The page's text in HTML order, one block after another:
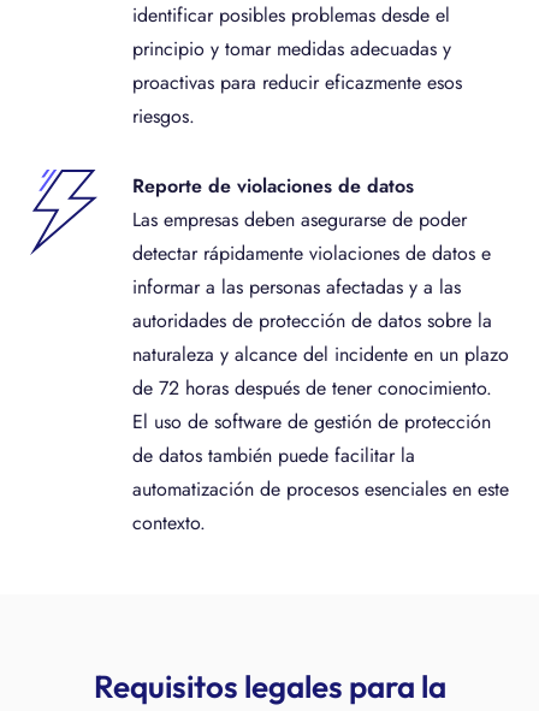
identificar posibles problemas desde el
principio y tomar medidas adecuadas y
proactivas para reducir eficazmente esos
riesgos.
Reporte de violaciones de datos
Las empresas deben asegurarse de poder
detectar rápidamente violaciones de datos e
informar a las personas afectadas y a las
autoridades de protección de datos sobre la
naturaleza y alcance del incidente en un plazo
de 72 horas después de tener conocimiento.
El uso de software de gestión de protección
de datos también puede facilitar la
automatización de procesos esenciales en este
contexto.
Requisitos legales para la